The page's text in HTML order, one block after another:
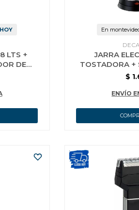
LTS +
DE
En
JARRA
TOSTADORA +
$
ENVÍO